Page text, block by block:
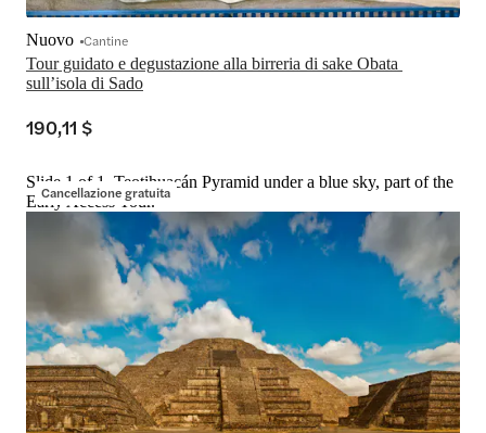
Tour guidato e degustazione alla birreria di sake Obata
sull’isola di Sado
Nuovo Cantine
190,11 $
Cancellazione gratuita
Slide 1 of 1, Teotihuacán Pyramid under a blue sky, part of the
Early Access Tour.